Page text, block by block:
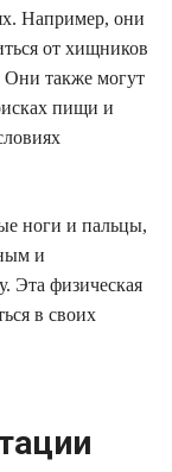
Например, они
от хищников
Они также могут
пищи и
ноги и пальцы,
и
Эта физическая
в своих